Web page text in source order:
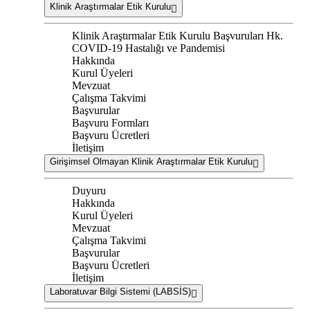
Klinik Araştırmalar Etik Kurulu
Klinik Araştırmalar Etik Kurulu Başvuruları Hk.
COVID-19 Hastalığı ve Pandemisi
Hakkında
Kurul Üyeleri
Mevzuat
Çalışma Takvimi
Başvurular
Başvuru Formları
Başvuru Ücretleri
İletişim
Girişimsel Olmayan Klinik Araştırmalar Etik Kurulu
Duyuru
Hakkında
Kurul Üyeleri
Mevzuat
Çalışma Takvimi
Başvurular
Başvuru Ücretleri
İletişim
Laboratuvar Bilgi Sistemi (LABSİS)